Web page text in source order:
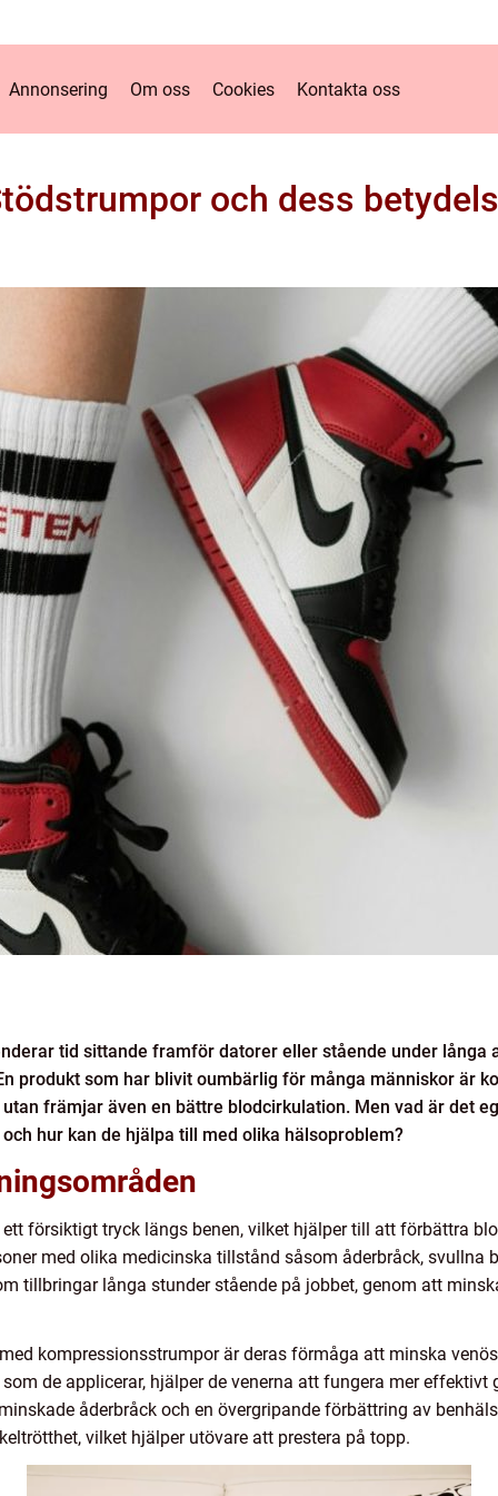
Annonsering Om oss Cookies Kontakta oss
och dess
tid sittande framför datorer eller stående under långa
produkt som har blivit oumbärlig för många människor är
främjar även en bättre blodcirkulation. Men vad är det
hur kan de hjälpa till med olika hälsoproblem?
försiktigt tryck längs benen, vilket hjälper till att förbättra
med olika medicinska tillstånd såsom åderbråck, svullna
tillbringar långa stunder stående på jobbet, genom att
kompressionsstrumpor är deras förmåga att minska
de applicerar, hjälper de venerna att fungera mer
åderbråck och en övergripande förbättring av
vilket hjälper utövare att prestera på topp.